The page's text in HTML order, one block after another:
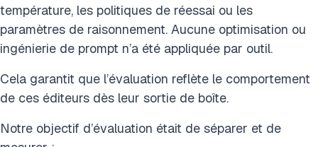
température, les politiques de réessai ou les
paramètres de raisonnement. Aucune optimisation ou
ingénierie de prompt n’a été appliquée par outil.
Cela garantit que l’évaluation reflète le comportement
de ces éditeurs dès leur sortie de boîte.
Notre objectif d’évaluation était de séparer et de